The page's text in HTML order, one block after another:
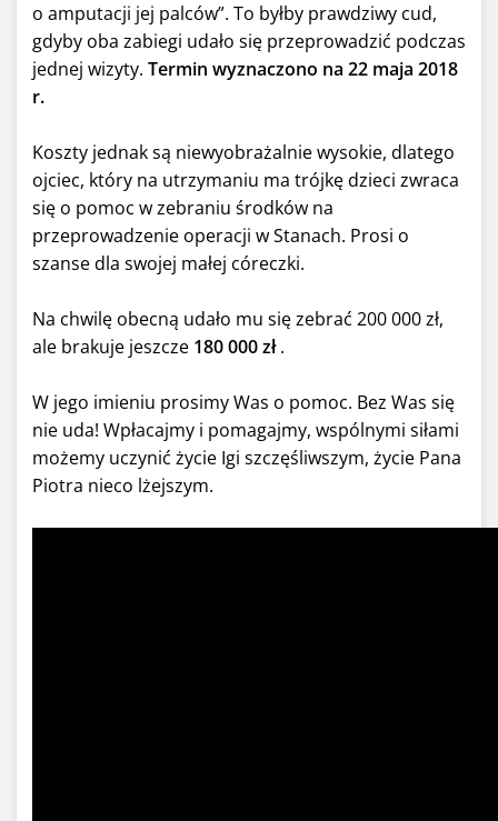
o amputacji jej palców”. To byłby prawdziwy cud,
gdyby oba zabiegi udało się przeprowadzić podczas
jednej wizyty. Termin wyznaczono na 22 maja 2018
r.
Koszty jednak są niewyobrażalnie wysokie, dlatego
ojciec, który na utrzymaniu ma trójkę dzieci zwraca
się o pomoc w zebraniu środków na
przeprowadzenie operacji w Stanach. Prosi o
szanse dla swojej małej córeczki.
Na chwilę obecną udało mu się zebrać 200 000 zł,
ale brakuje jeszcze 180 000 zł.
W jego imieniu prosimy Was o pomoc. Bez Was się
nie uda! Wpłacajmy i pomagajmy, wspólnymi siłami
możemy uczynić życie Igi szczęśliwszym, życie Pana
Piotra nieco lżejszym.